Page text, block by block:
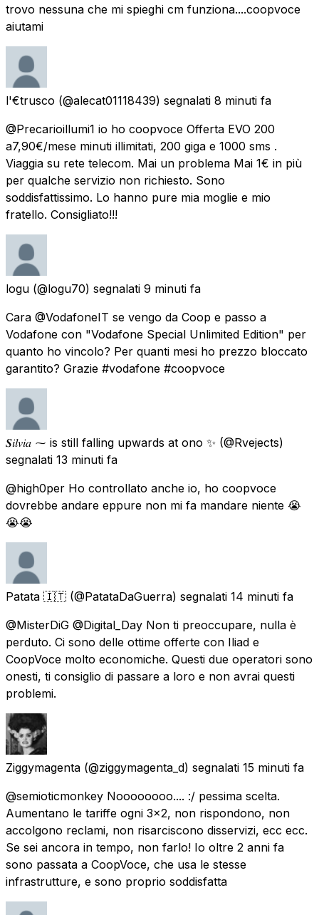
trovo nessuna che mi spieghi cm funziona....coopvoce
aiutami
l'€trusco (@alecat01118439) segnalati 8 minuti fa
@Precarioillumi1 io ho coopvoce Offerta EVO 200
a7,90€/mese minuti illimitati, 200 giga e 1000 sms .
Viaggia su rete telecom. Mai un problema Mai 1€ in più
per qualche servizio non richiesto. Sono
soddisfattissimo. Lo hanno pure mia moglie e mio
fratello. Consigliato!!!
logu (@logu70) segnalati 9 minuti fa
Cara @VodafoneIT se vengo da Coop e passo a
Vodafone con "Vodafone Special Unlimited Edition" per
quanto ho vincolo? Per quanti mesi ho prezzo bloccato
garantito? Grazie #vodafone #coopvoce
𝑺𝑖𝑙𝑣𝑖𝑎 ⁓ is still falling upwards at ono ✨ (@Rvejects)
segnalati 13 minuti fa
@high0per Ho controllato anche io, ho coopvoce
dovrebbe andare eppure non mi fa mandare niente 😭
😭😭
Patata 🇮🇹 (@PatataDaGuerra) segnalati 14 minuti fa
@MisterDiG @Digital_Day Non ti preoccupare, nulla è
perduto. Ci sono delle ottime offerte con Iliad e
CoopVoce molto economiche. Questi due operatori sono
onesti, ti consiglio di passare a loro e non avrai questi
problemi.
Ziggymagenta (@ziggymagenta_d) segnalati 15 minuti fa
@semioticmonkey Noooooooo.... :/ pessima scelta.
Aumentano le tariffe ogni 3x2, non rispondono, non
accolgono reclami, non risarciscono disservizi, ecc ecc.
Se sei ancora in tempo, non farlo! Io oltre 2 anni fa
sono passata a CoopVoce, che usa le stesse
infrastrutture, e sono proprio soddisfatta